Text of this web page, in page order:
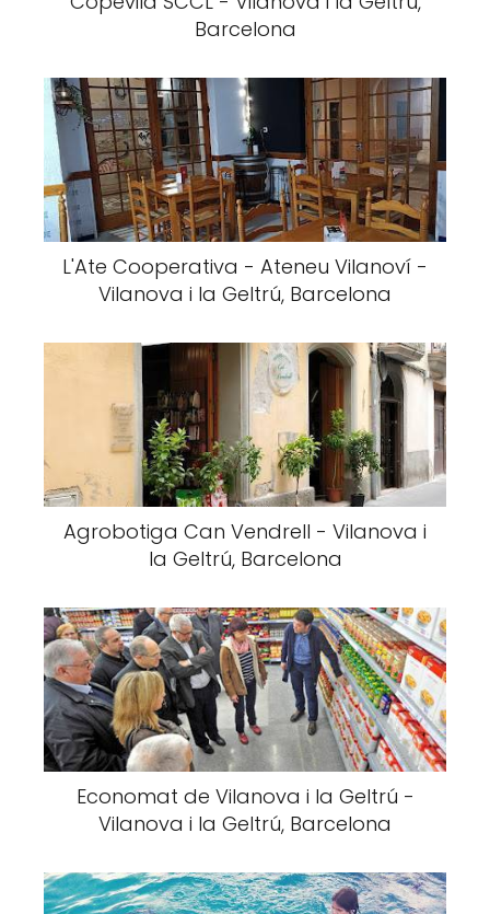
Barcelona
L'Ate Cooperativa - Ateneu Vilanoví -
Vilanova i la Geltrú, Barcelona
Agrobotiga Can Vendrell - Vilanova i
la Geltrú, Barcelona
Economat de Vilanova i la Geltrú -
Vilanova i la Geltrú, Barcelona